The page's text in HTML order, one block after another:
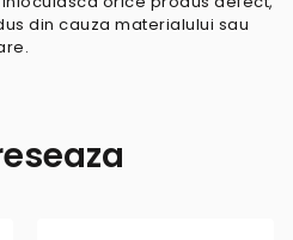
din cauza materialului sau